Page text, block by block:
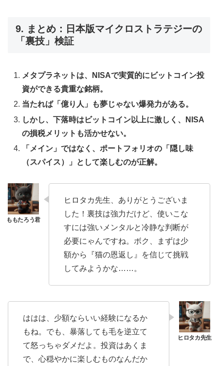
9. まとめ：日本版マイクロストラテジーの
「裏技」検証
メタプラネットは、NISAで実質的にビットコイン投
資ができる貴重な銘柄。
当たれば「億り人」も夢じゃない爆発力がある。
しかし、下落時はビットコイン以上に激しく、NISA
の損税メリットも活かせない。
「メイン」ではなく、ポートフォリオの「隠し味
（スパイス）」として楽しむのが正解。
ヒロタカ先生、ありがとうございま
した！裏技は強力だけど、使いこな
すには強いメンタルと冷静な判断が
必要にゃんですね。ボク、まずは少
額から『猫の恩返し』を信じて挑戦
してみようかな……。
ははは、少額ならいい経験になるか
もね。でも、暴落しても毛を逆立て
て怒っちゃダメだよ。投資はあくま
で、心穏やかに楽しむものなんだか